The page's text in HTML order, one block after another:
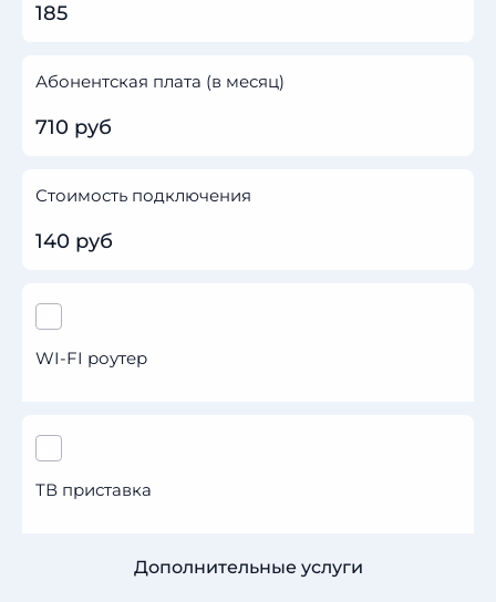
185
Абонентская плата (в месяц)
710 руб
Стоимость подключения
140 руб
WI-FI роутер
ТВ приставка
Дополнительные услуги